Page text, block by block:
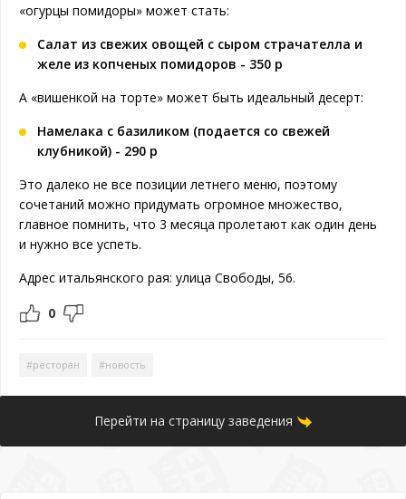
«огурцы помидоры» может стать:
Салат из свежих овощей с сыром страчателла и
желе из копченых помидоров - 350 р
А «вишенкой на торте» может быть идеальный десерт:
Намелака с базиликом (подается со свежей
клубникой) - 290 р
Это далеко не все позиции летнего меню, поэтому
сочетаний можно придумать огромное множество,
главное помнить, что 3 месяца пролетают как один день
и нужно все успеть.
Адрес итальянского рая: улица Свободы, 56.
0
#ресторан #новость
Перейти на страницу заведения